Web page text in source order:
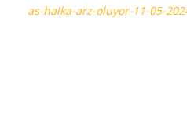
as-halka-arz-oluyor-11-05-